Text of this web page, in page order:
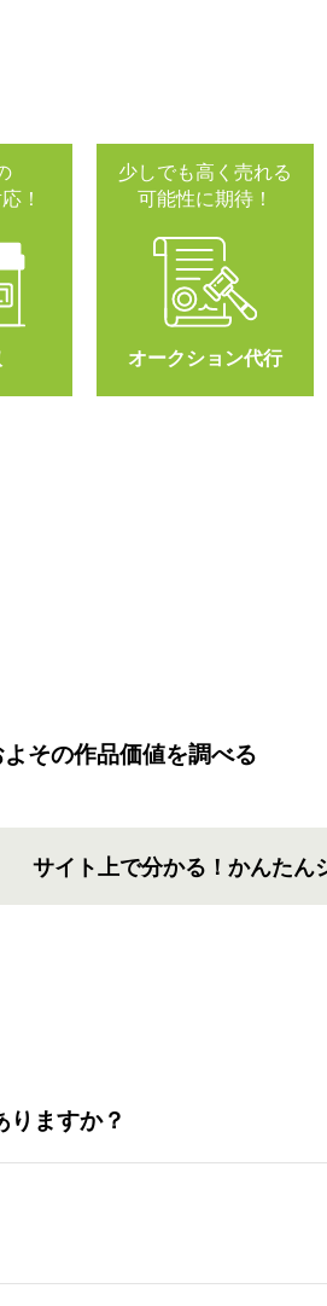
！
少しでも高く売れる
可能性に期待！
オークション代行
よその作品価値を調べる
サイト上で分かる！ かんたん
りますか？